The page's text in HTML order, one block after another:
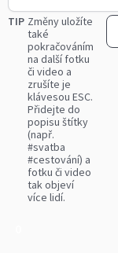
TIP Změny uložíte
také
pokračováním
na další fotku
či video a
zrušíte je
klávesou ESC.
Přidejte do
popisu štítky
(např.
#svatba
#cestování) a
fotku či video
tak objeví
více lidí.